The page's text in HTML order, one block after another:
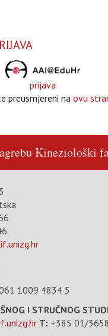
prijava
preusmjereni na ovu
Kineziološki
1009 4834 5
I STRUČNOG
T: +385 01/